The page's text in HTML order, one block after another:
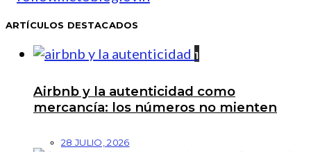
ARTÍCULOS DESTACADOS
1
Airbnb y la autenticidad como
mercancía: los números no mienten
28 JULIO, 2026